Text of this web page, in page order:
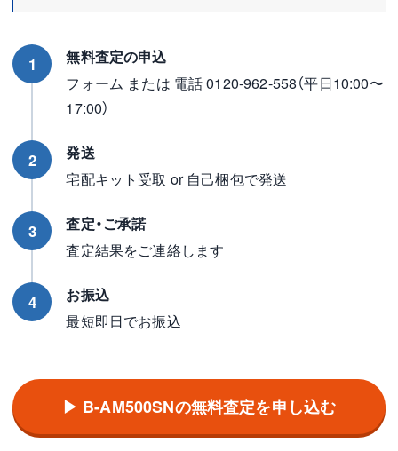
1
無料査定の申込
フォーム または 電話 0120-962-558（平日10:00〜
17:00）
2
発送
宅配キット受取 or 自己梱包で発送
3
査定・ご承諾
査定結果をご連絡します
4
お振込
最短即日でお振込
▶ B-AM500SNの無料査定を申し込む